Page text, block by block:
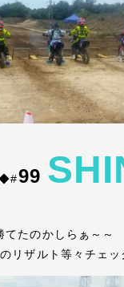
99
てたのかしらぁ～～
リザルト等々チェッ